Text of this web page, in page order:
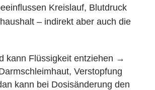
Kreislauf, Blutdruck
– indirekt aber auch die
kann Flüssigkeit entziehen →
Verstopfung
kann bei Dosisänderung den